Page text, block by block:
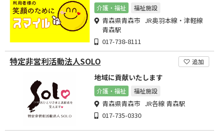
介護・福祉 福祉施設
青森県青森市 JR奥羽本線・津軽線
青森駅
017-738-8111
特定非営利活動法人SOLO 追加
地域に貢献いたします
介護・福祉 福祉施設
青森県青森市 JR各線 青森駅
017-735-0330